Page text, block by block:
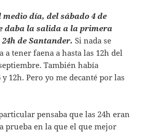
medio día, del sábado 4 de
daba la salida a la primera
de Santander. Si nada se
a tener faena a hasta las 12h del
También había
12h. Pero yo me decanté por las
pensaba que las 24h eran
prueba en la que el que mejor